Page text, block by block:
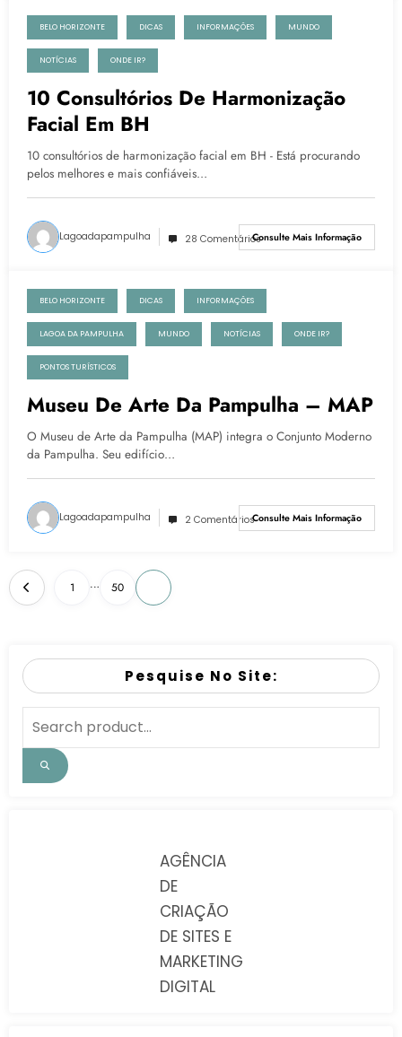
8 de outubro de 2021
BELO HORIZONTE DICAS INFORMAÇÕES MUNDO
NOTÍCIAS ONDE IR?
10 Consultórios De Harmonização
Facial Em BH
10 consultórios de harmonização facial em BH - Está procurando
pelos melhores e mais confiáveis…
Lagoadapampulha 28 ComentáriosConsulte Mais Informação
29 de abril de 2018
BELO HORIZONTE DICAS INFORMAÇÕES
LAGOA DA PAMPULHA MUNDO NOTÍCIAS ONDE IR?
PONTOS TURÍSTICOS
Museu De Arte Da Pampulha – MAP
O Museu de Arte da Pampulha (MAP) integra o Conjunto Moderno
da Pampulha. Seu edifício…
Lagoadapampulha 2 ComentáriosConsulte Mais Informação
1 … 50
Pesquise No Site:
AGÊNCIA
DE
CRIAÇÃO
DE SITES E
MARKETING
DIGITAL